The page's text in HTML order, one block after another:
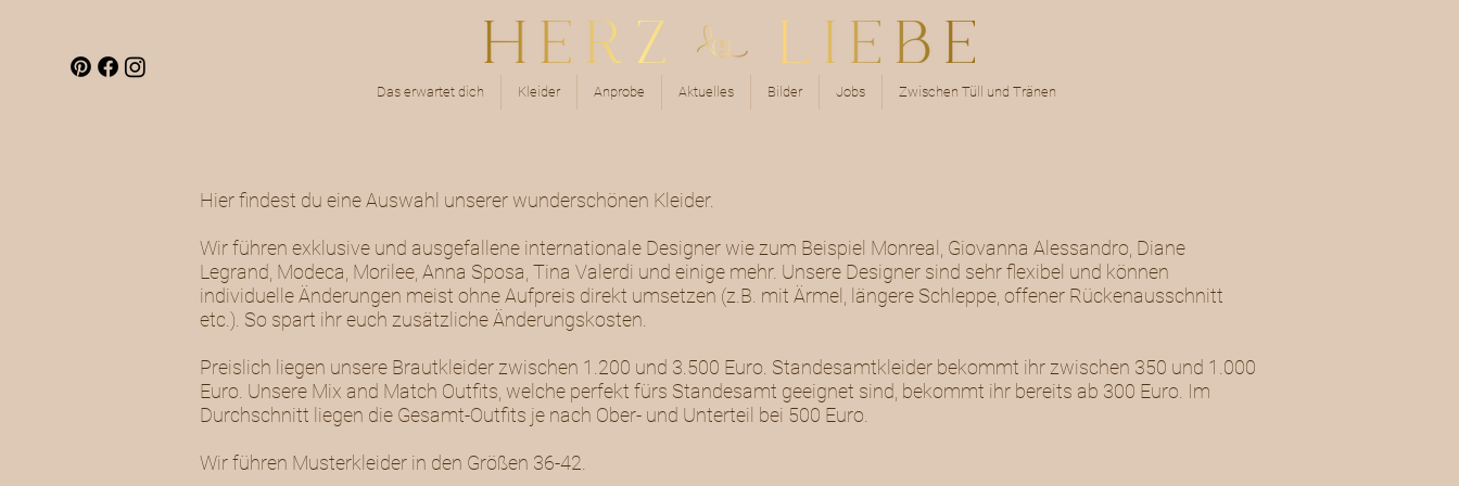
Das erwartet dich Kleider Anprobe Aktuelles Bilder Jobs Zwischen Tüll und Tränen
Hier findest du eine Auswahl unserer wunderschönen Kleider.
Wir führen exklusive und ausgefallene internationale Designer wie zum Beispiel Monreal, Giovanna Alessandro, Diane
Legrand, Modeca, Morilee, Anna Sposa, Tina Valerdi und einige mehr. Unsere Designer sind sehr flexibel und können
individuelle Änderungen meist ohne Aufpreis direkt umsetzen (z.B. mit Ärmel, längere Schleppe, offener Rückenausschnitt
etc.). So spart ihr euch zusätzliche Änderungskosten.
Preislich liegen unsere Brautkleider zwischen 1.200 und 3.500 Euro. Standesamtkleider bekommt ihr zwischen 350 und 1.000
Euro. Unsere Mix and Match Outfits, welche perfekt fürs Standesamt geeignet sind, bekommt ihr bereits ab 300 Euro. Im
Durchschnitt liegen die Gesamt-Outfits je nach Ober- und Unterteil bei 500 Euro.
Wir führen Musterkleider in den Größen 36-42.